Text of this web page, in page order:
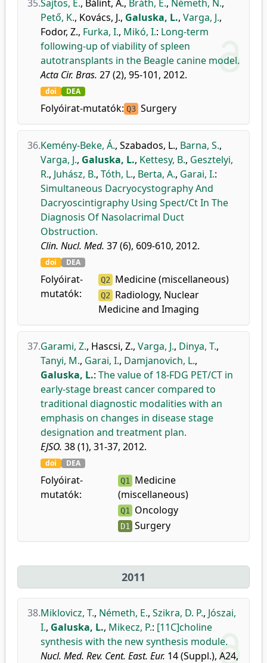
35.Sajtos, E., Bálint, A., Bráth, E., Németh, N.,
Pető, K., Kovács, J., Galuska, L., Varga, J.,
Fodor, Z., Furka, I., Mikó, I.: Long-term
following-up of viability of spleen
autotransplants in the Beagle canine model.
Acta Cir. Bras. 27 (2), 95-101, 2012.
doi DEA
Folyóirat-mutatók: Q3 Surgery
36.Kemény-Beke, Á., Szabados, L., Barna, S.,
Varga, J., Galuska, L., Kettesy, B., Gesztelyi,
R., Juhász, B., Tóth, L., Berta, A., Garai, I.:
Simultaneous Dacryocystography And
Dacryoscintigraphy Using Spect/Ct In The
Diagnosis Of Nasolacrimal Duct
Obstruction.
Clin. Nucl. Med. 37 (6), 609-610, 2012.
doi DEA
Folyóirat-
mutatók:
Q2 Medicine (miscellaneous)
Q2
Radiology, Nuclear
Medicine and Imaging
37.Garami, Z., Hascsi, Z., Varga, J., Dinya, T.,
Tanyi, M., Garai, I., Damjanovich, L.,
Galuska, L.: The value of 18-FDG PET/CT in
early-stage breast cancer compared to
traditional diagnostic modalities with an
emphasis on changes in disease stage
designation and treatment plan.
EJSO. 38 (1), 31-37, 2012.
doi DEA
Folyóirat-
mutatók:
Q1
Medicine
(miscellaneous)
Q1 Oncology
D1 Surgery
2011
38.Miklovicz, T., Németh, E., Szikra, D. P., Jószai,
I., Galuska, L., Mikecz, P.: [11C]choline
synthesis with the new synthesis module.
Nucl. Med. Rev. Cent. East. Eur. 14 (Suppl.), A24,